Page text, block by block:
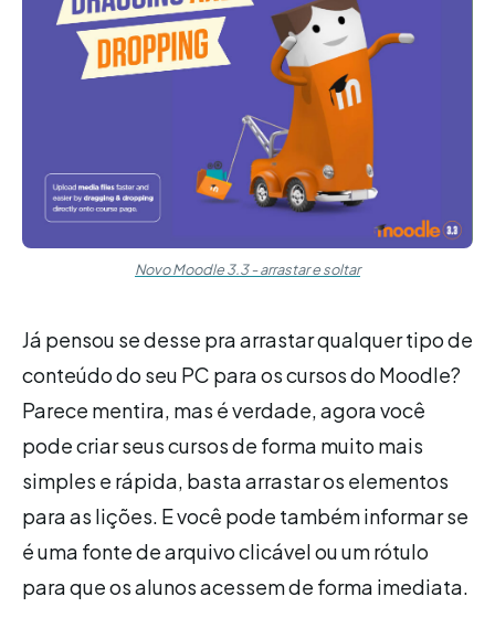
Novo Moodle 3.3 - arrastar e soltar
Já pensou se desse pra arrastar qualquer tipo de
conteúdo do seu PC para os cursos do Moodle?
Parece mentira, mas é verdade, agora você
pode criar seus cursos de forma muito mais
simples e rápida, basta arrastar os elementos
para as lições. E você pode também informar se
é uma fonte de arquivo clicável ou um rótulo
para que os alunos acessem de forma imediata.